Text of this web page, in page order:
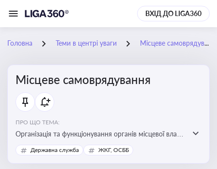
ВХІД ДО LIGA360
Головна Теми в центрі уваги Місцеве самоврядування
Місцеве самоврядування
ПРО ЩО ТЕМА:
Організація та функціонування органів місцевої влади,
які приймають рішення та здійснюють управлінські
функції на рівні місцевих громад (міст, сіл, селищ)
Державна служба ЖКГ, ОСББ